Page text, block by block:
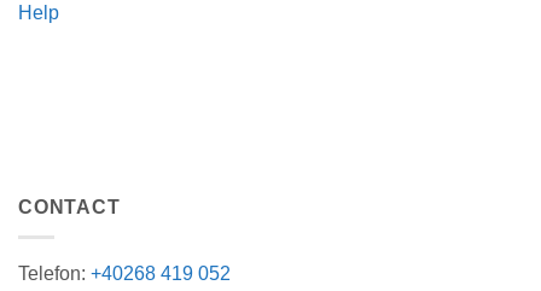
Help
CONTACT
Telefon: +40268 419 052